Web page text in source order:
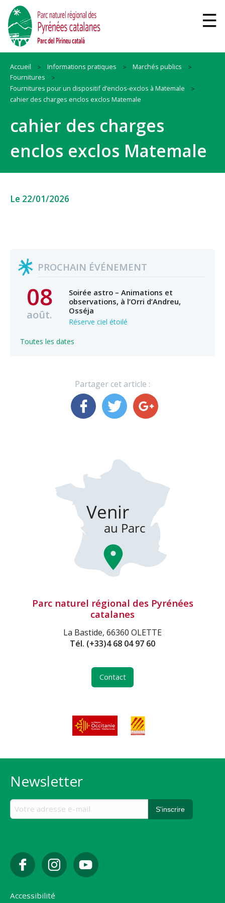
Accueil Informations pratiques
Marchés publics
Fournitures
Fournitures pour un dispositif d’enclos-exclos à Matemale
cahier des charges enclos exclos Matemale
cahier des charges
enclos exclos Matemale
Le 22/01/2026
PROCHAIN ÉVÉNEMENT
08
août.
Soirée astro – Animations et
observations, à l’Orri d’Andreu,
Osséja
Réserve ciel étoilé
Toutes les dates
Partager cet article :
Parc naturel régional des Pyrénées
catalanes
La Bastide, 66360 OLETTE
Tél. (+33)4 68 04 97 60
Contact
Newsletter
Accessibilité